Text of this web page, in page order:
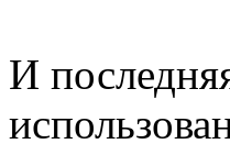
И